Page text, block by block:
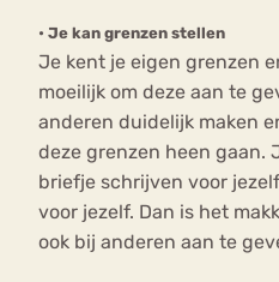
• Je kan grenzen stellen
Je kent je eigen grenzen
moeilijk om deze aan te
anderen duidelijk maken
deze grenzen heen gaan.
briefje schrijven voor
voor jezelf. Dan is het
ook bij anderen aan te